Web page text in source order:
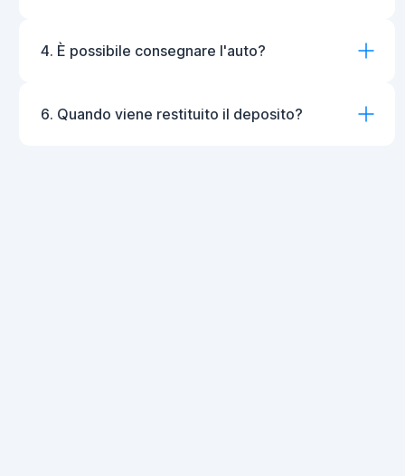
4. È possibile consegnare l'auto?
6. Quando viene restituito il deposito?